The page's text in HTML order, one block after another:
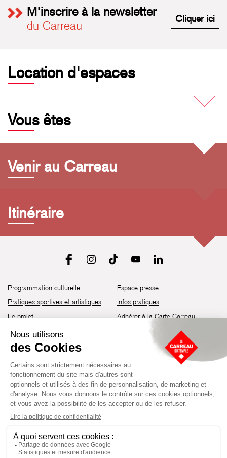
M'inscrire à la newsletter
du Carreau
Cliquer ici
Location d'espaces
Vous êtes
Venir au Carreau
Itinéraire
Programmation culturelle
Pratiques sportives et artistiques
Le projet
Brochure de saison 25-26
Découvrir les espaces
Devenir partenaire
Espace presse
Infos pratiques
Adhérer à la Carte Carreau
Guide d’accessibilité
Établissement culturel et sportif à l’architecture industrielle de la fin du
XIXème siècle, le Carreau du Temple fut réhabilité en 2014 par la Ville
artistiques, culturels et sportifs, à travers une programmation éclectique